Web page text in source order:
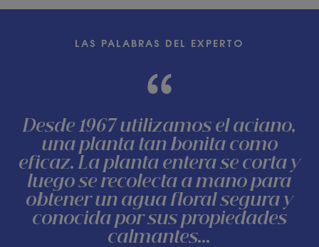
LAS PALABRAS DEL EXPERTO
Desde 1967 utilizamos el aciano,
una planta tan bonita como
eficaz. La planta entera se corta y
luego se recolecta a mano para
obtener un agua floral segura y
conocida por sus propiedades
calmantes…